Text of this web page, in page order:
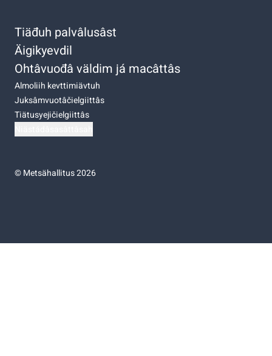
Tiäđuh palvâlusâst
Äigikyevdil
Ohtâvuođâ väldim já macâttâs
Almoliih kevttimiävtuh
Juksâmvuotâčielgiittâs
Tiätusyejičielgiittâs
©Metsähallitus 2026